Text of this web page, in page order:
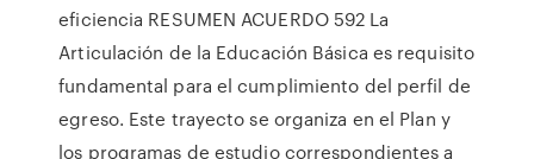
eficiencia RESUMEN ACUERDO 592 La
Articulación de la Educación Básica es requisito
fundamental para el cumplimiento del perfil de
egreso. Este trayecto se organiza en el Plan y
los programas de estudio correspondientes a